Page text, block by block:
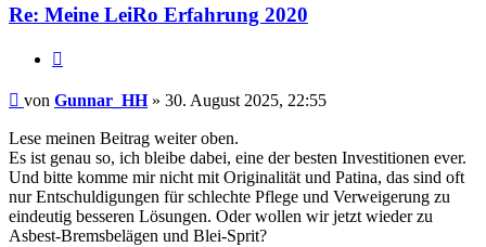
Re: Meine LeiRo Erfahrung 2020
Beitrag
von Gunnar_HH» 30. August 2025, 22:55
Lese meinen Beitrag weiter oben.
Es ist genau so, ich bleibe dabei, eine der besten Investitionen ever.
Und bitte komme mir nicht mit Originalität und Patina, das sind oft
nur Entschuldigungen für schlechte Pflege und Verweigerung zu
eindeutig besseren Lösungen. Oder wollen wir jetzt wieder zu
Asbest-Bremsbelägen und Blei-Sprit?